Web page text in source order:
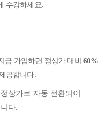
수강하세요.
금 가입하면 정상가 대비 60%
공합니다.
상가로 자동 전환되어
다.